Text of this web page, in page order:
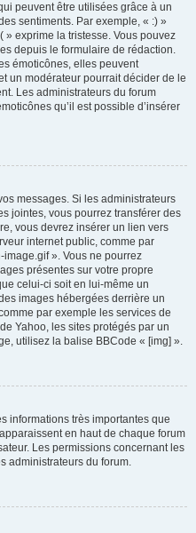
peuvent être utilisées grâce à un
sentiments. Par exemple, « :) »
» exprime la tristesse. Vous pouvez
depuis le formulaire de rédaction.
émoticônes, elles peuvent
un modérateur pourrait décider de le
Les administrateurs du forum
qu’il est possible d’insérer
messages. Si les administrateurs
jointes, vous pourrez transférer des
vous devrez insérer un lien vers
internet public, comme par
». Vous ne pourrez
présentes sur votre propre
celui-ci soit en lui-même un
images hébergées derrière un
par exemple les services de
Yahoo, les sites protégés par un
utilisez la balise BBCode « [img] ».
informations très importantes que
en haut de chaque forum
Les permissions concernant les
administrateurs du forum.